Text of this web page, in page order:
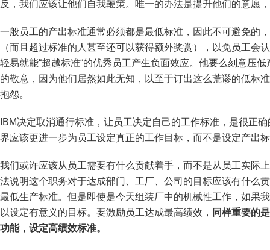
反，我们应该让他们自我鞭策。唯一的办法是提升他们的意愿
一般员工的产出标准通常必须都是最低标准，因此不可避免的
（而且超过标准的人甚至还可以获得额外奖赏），以免员工会
轻易就能“超越标准“的优秀员工产生负面效应。他要么刻意压
的敬意，因为他们居然如此无知，以至于订出这么荒谬的低标
抱怨。
IBM决定取消通行标准，让员工决定自己的工作标准，是很正
界应该更进一步为员工设定真正的工作目标，而不是设定产出
我们或许应该从员工需要有什么贡献着手，而不是从员工实际
法说明这个职务对于达成部门、工厂、公司的目标应该有什么
最低生产标准。但是即使是今天组装厂中的机械性工作，如果
以设定有意义的目标。要激励员工达成最高绩效， 同样重要的
功能，设定高绩效标准。